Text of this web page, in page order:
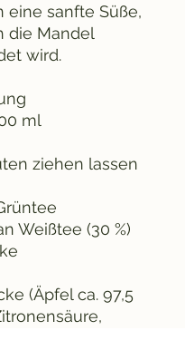
eine sanfte Süße,
die Mandel
wird.
ml
ziehen lassen
Weißtee (30 %)
(Äpfel ca. 97,5